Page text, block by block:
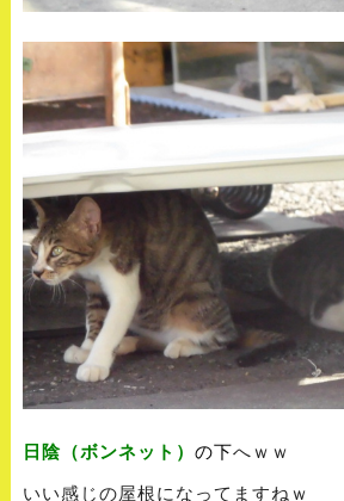
日陰（ボンネット） の下へｗｗ
いい感じの屋根になってますねｗ